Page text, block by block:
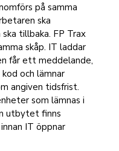
på samma
ska
tillbaka. FP Trax
skåp. IT laddar
får ett meddelande,
och lämnar
angiven tidsfrist.
som lämnas i
utbytet finns
IT öppnar